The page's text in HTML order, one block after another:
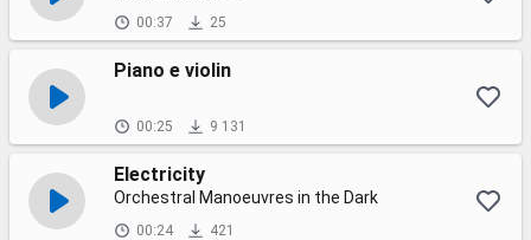
00:37 25
Piano e violin
00:25 9 131
Electricity
Orchestral Manoeuvres in the Dark
00:24 421